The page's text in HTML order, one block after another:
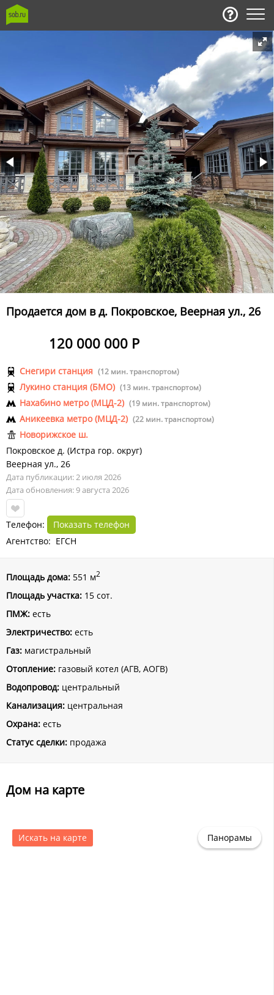
Продается дом в д. Покровское, Веерная ул., 26
120 000 000 Р
Снегири станция (12 мин. транспортом)
Лукино станция (БМО) (13 мин. транспортом)
Нахабино метро (МЦД-2) (19 мин. транспортом)
Аникеевка метро (МЦД-2) (22 мин. транспортом)
Новорижское ш.
Покровское д. (Истра гор. округ)
Веерная ул., 26
Дата публикации: 2 июля 2026
Дата обновления: 9 августа 2026
Телефон:
Показать телефон
Агентство: ЕГСН
Площадь дома: 551 м2
Площадь участка: 15 сот.
ПМЖ: есть
Электричество: есть
Газ: магистральный
Отопление: газовый котел (АГВ, АОГВ)
Водопровод: центральный
Канализация: центральная
Охрана: есть
Статус сделки: продажа
Дом на карте
Искать на карте Панорамы